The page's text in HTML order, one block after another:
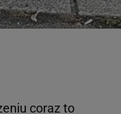
coraz to